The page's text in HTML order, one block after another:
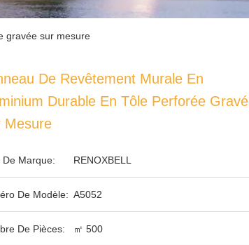
gravée sur mesure
De Revêtement Murale En
Durable En Tôle Perforée
Mesure
De Marque: RENOXBELL
De Modèle: A5052
De Pièces: ㎡ 500